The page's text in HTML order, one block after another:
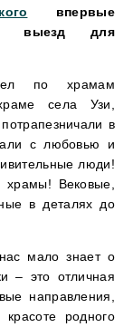
впервые
выезд для
по храмам
села Узи,
в
с любовью и
люди!
храмы! Вековые,
в деталях до
мало знает о
– это отличная
направления,
родного